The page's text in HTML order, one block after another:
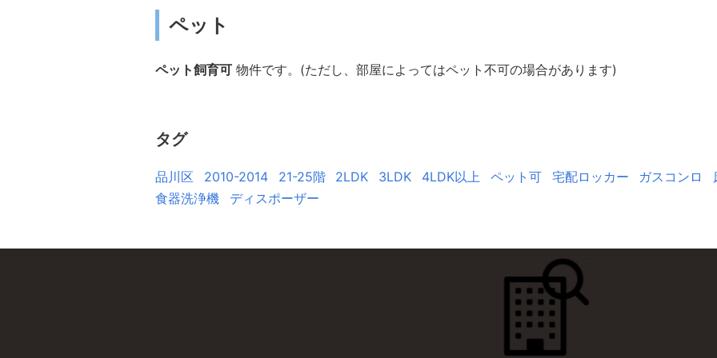
ペット
ペット飼育可物件です。(ただし、部屋によってはペット不可の場合があります)
タグ
品川区 2010-2014 21-25階 2LDK 3LDK 4LDK以上 ペット可 宅配ロッカー ガスコンロ
食器洗浄機
ディスポーザー